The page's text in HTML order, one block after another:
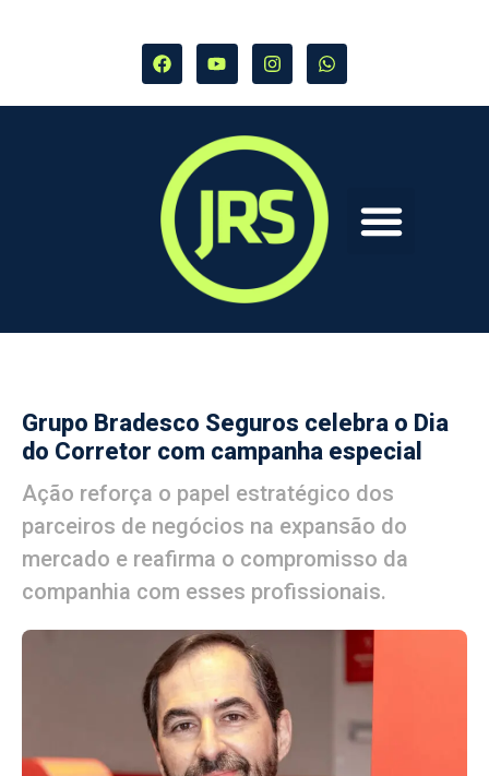
Grupo Bradesco Seguros celebra o Dia
do Corretor com campanha especial
Ação reforça o papel estratégico dos
parceiros de negócios na expansão do
mercado e reafirma o compromisso da
companhia com esses profissionais.